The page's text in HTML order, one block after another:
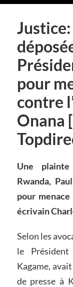
pour
contre
Onana
Une
Rwanda,
pour
écrivain
Selon les
le
Kagame,
de presse à